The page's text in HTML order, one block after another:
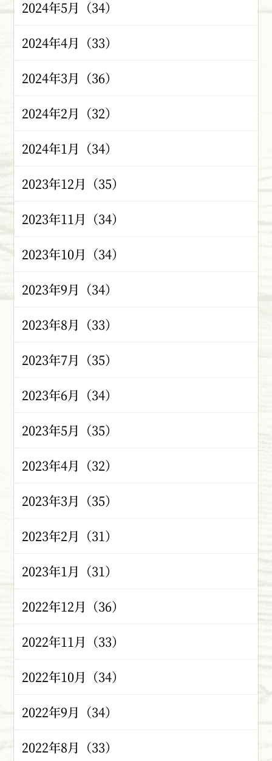
2024年5月（34）
2024年4月（33）
2024年3月（36）
2024年2月（32）
2024年1月（34）
2023年12月（35）
2023年11月（34）
2023年10月（34）
2023年9月（34）
2023年8月（33）
2023年7月（35）
2023年6月（34）
2023年5月（35）
2023年4月（32）
2023年3月（35）
2023年2月（31）
2023年1月（31）
2022年12月（36）
2022年11月（33）
2022年10月（34）
2022年9月（34）
2022年8月（33）